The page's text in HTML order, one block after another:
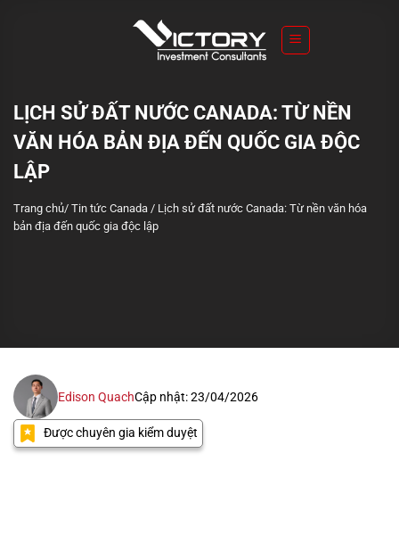
LỊCH SỬ ĐẤT NƯỚC CANADA: TỪ NỀN
VĂN HÓA BẢN ĐỊA ĐẾN QUỐC GIA ĐỘC
LẬP
Trang chủ/ Tin tức Canada / Lịch sử đất nước Canada: Từ nền văn hóa
bản địa đến quốc gia độc lập
Edison QuachCập nhật: 23/04/2026
Được chuyên gia kiểm duyệt